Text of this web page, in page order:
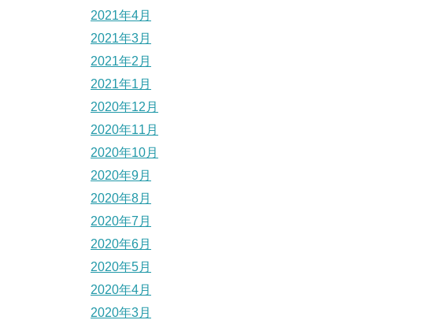
2021年4月
2021年3月
2021年2月
2021年1月
2020年12月
2020年11月
2020年10月
2020年9月
2020年8月
2020年7月
2020年6月
2020年5月
2020年4月
2020年3月